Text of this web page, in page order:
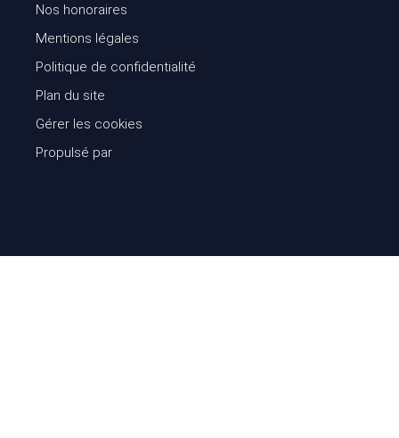
Nos honoraires
Mentions légales
Politique de confidentialité
Plan du site
Gérer les cookies
Propulsé par